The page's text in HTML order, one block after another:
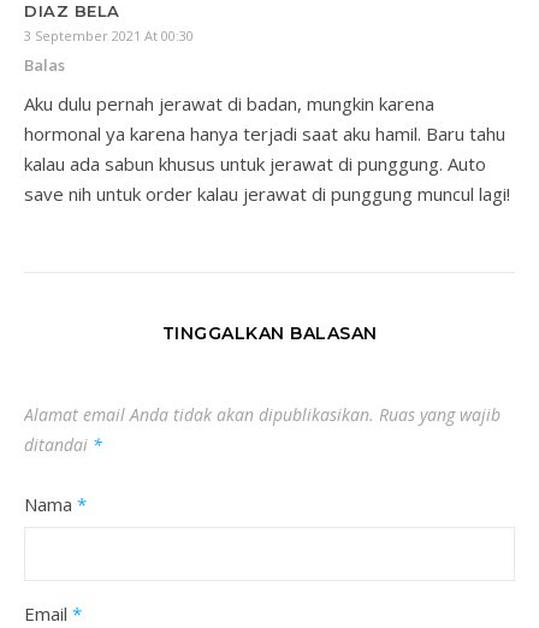
DIAZ BELA
3 September 2021 At 00:30
Balas
Aku dulu pernah jerawat di badan, mungkin karena
hormonal ya karena hanya terjadi saat aku hamil. Baru tahu
kalau ada sabun khusus untuk jerawat di punggung. Auto
save nih untuk order kalau jerawat di punggung muncul lagi!
TINGGALKAN BALASAN
Alamat email Anda tidak akan dipublikasikan. Ruas yang wajib
ditandai *
Nama *
Email *